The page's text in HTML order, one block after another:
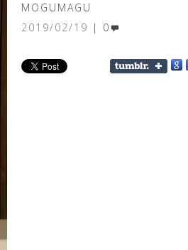
MOGUMAGU
2019/02/19
0